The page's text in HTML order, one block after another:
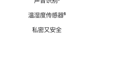
温湿度传感器脚
⁶
私密又安全